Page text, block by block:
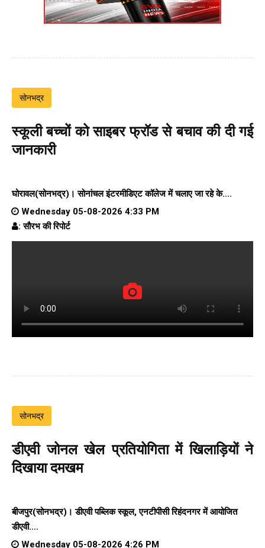
सोनभद्र
स्कूली बच्चों को साइबर फ्रॉड से बचाव की दी गई
जानकारी
घोरावल(सोनभद्र)। सोनांचल इंटरमीडिएट कॉलेजमें चलाए जा रहे के....
Wednesday 05-08-2026 4:33 PM
: सौरभ की रिपोर्ट
सोनभद्र
डीएवी जोनल खेल प्रतियोगिता में खिलाड़ियों ने
दिखाया दमखम
बीजपुर(सोनभद्र)। डीएवी पब्लिक स्कूल, एनटीपीसी रिहंदनगर में आयोजित
डीएवी....
Wednesday 05-08-2026 4:26 PM